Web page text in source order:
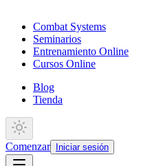
Combat Systems
Seminarios
Entrenamiento Online
Cursos Online
Blog
Tienda
Comenzar Iniciar sesión